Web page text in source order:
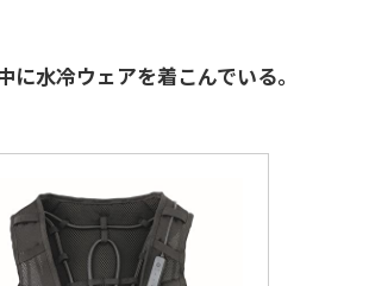
に水冷ウェアを着こんでいる。